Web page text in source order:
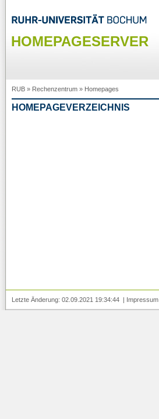
HOMEPAGESERVER
RUB » Rechenzentrum » Homepages
HOMEPAGEVERZEICHNIS
Letzte Änderung: 02.09.2021 19:34:44 | Impressum